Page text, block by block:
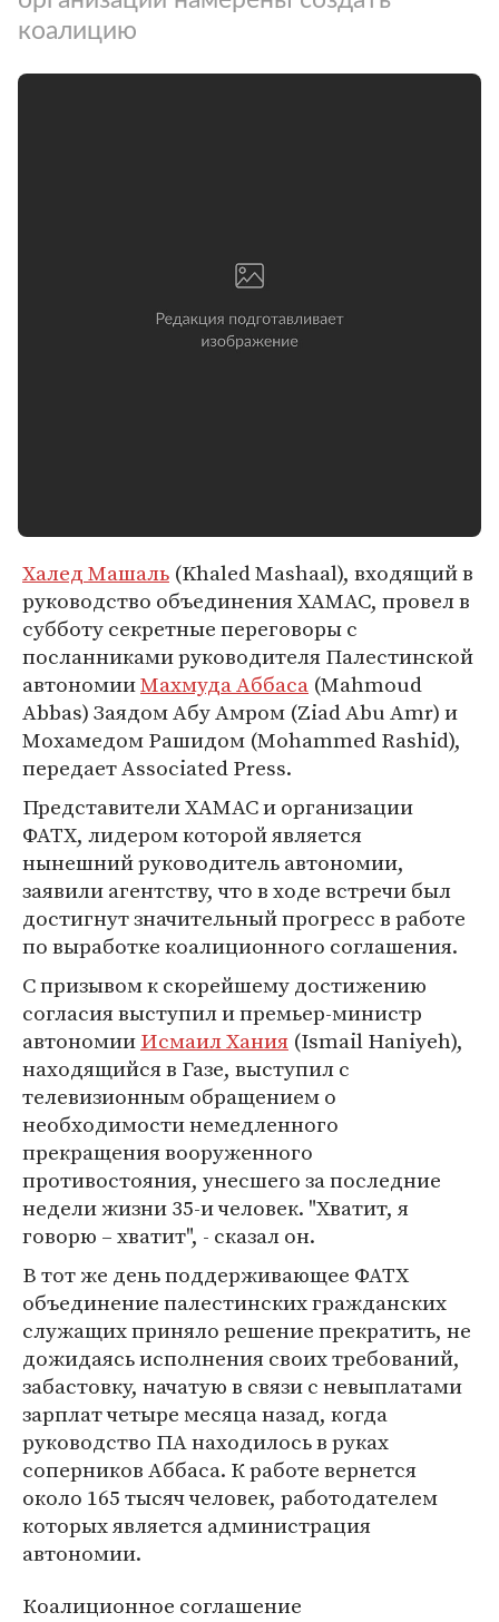
коалицию
Халед Машаль (Khaled Mashaal), входящий в
руководство объединения ХАМАС, провел в
субботу секретные переговоры с
посланниками руководителя Палестинской
автономииМахмуда Аббаса (Mahmoud
Abbas) Заядом Абу Амром (Ziad Abu Amr) и
Мохамедом Рашидом (Mohammed Rashid),
передает Associated Press.
Представители ХАМАС и организации
ФАТХ, лидером которой является
нынешний руководитель автономии,
заявили агентству, что в ходе встречи был
достигнут значительный прогресс в работе
по выработке коалиционного соглашения.
С призывом к скорейшему достижению
согласия выступил и премьер-министр
автономииИсмаил Хания (Ismail Haniyeh),
находящийся в Газе, выступил с
телевизионным обращением о
необходимости немедленного
прекращения вооруженного
противостояния, унесшего за последние
недели жизни 35-и человек. "Хватит, я
говорю – хватит", - сказал он.
В тот же день поддерживающее ФАТХ
объединение палестинских гражданских
служащих приняло решение прекратить, не
дожидаясь исполнения своих требований,
забастовку, начатую в связи с невыплатами
зарплат четыре месяца назад, когда
руководство ПА находилось в руках
соперников Аббаса. К работе вернется
около 165 тысяч человек, работодателем
которых является администрация
автономии.
Коалиционное соглашение